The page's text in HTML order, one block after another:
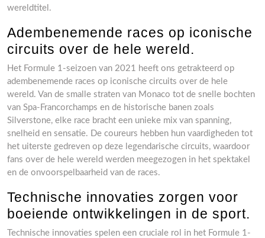
wereldtitel.
Adembenemende races op iconische
circuits over de hele wereld.
Het Formule 1-seizoen van 2021 heeft ons getrakteerd op
adembenemende races op iconische circuits over de hele
wereld. Van de smalle straten van Monaco tot de snelle bochten
van Spa-Francorchamps en de historische banen zoals
Silverstone, elke race bracht een unieke mix van spanning,
snelheid en sensatie. De coureurs hebben hun vaardigheden tot
het uiterste gedreven op deze legendarische circuits, waardoor
fans over de hele wereld werden meegezogen in het spektakel
en de onvoorspelbaarheid van de races.
Technische innovaties zorgen voor
boeiende ontwikkelingen in de sport.
Technische innovaties spelen een cruciale rol in het Formule 1-